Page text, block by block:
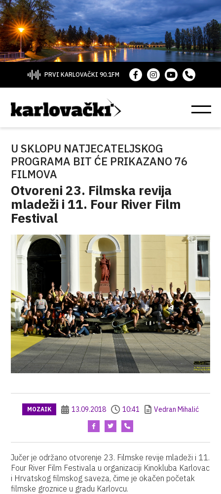
PRVI KARLOVAČKI 90.1FM
U SKLOPU NATJECATELJSKOG
PROGRAMA BIT ĆE PRIKAZANO 76
FILMOVA
Otvoreni 23. Filmska revija
mladeži i 11. Four River Film
Festival
MOZAIK 13.09.2018 10:41 Vedran Mihalić
Jučer je održano otvorenje 23. Filmske revije mladeži i 11.
Four River Film Festivala u organizaciji Kinokluba Karlovac
i Hrvatskog filmskog saveza, čime je okačen početak
filmske groznice u gradu Karlovcu.